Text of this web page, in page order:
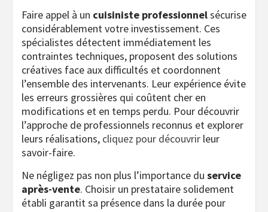
Faire appel à un cuisiniste professionnelsécurise
considérablement votre investissement. Ces
spécialistes détectent immédiatement les
contraintes techniques, proposent des solutions
créatives face aux difficultés et coordonnent
l’ensemble des intervenants. Leur expérience évite
les erreurs grossières qui coûtent cher en
modifications et en temps perdu. Pour découvrir
l’approche de professionnels reconnus et explorer
leurs réalisations, cliquez pour découvrir leur
savoir-faire.
Ne négligez pas non plus l’importance du service
après-vente. Choisir un prestataire solidement
établi garantit sa présence dans la durée pour